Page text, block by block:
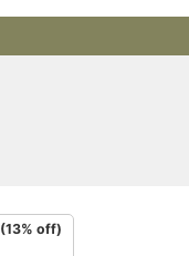
(13% off)